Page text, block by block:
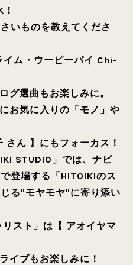
いものを教えてくださ
ム・ウーピーパイ Chi-
グ選曲もお楽しみに。
お気に入りの「モノ」や
ん 】にもフォーカス！
STUDIO」では、ナビ
登場する「HITOIKIのス
る"モヤモヤ"に寄り添い
スト」は【 アオイヤマ
イブもお楽しみに！